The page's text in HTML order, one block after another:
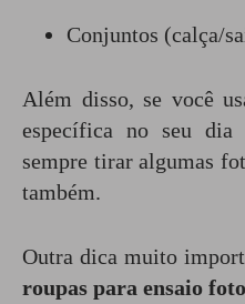
Conjuntos (calça/
Além disso, se você
específica no seu
sempre tirar algumas
também.
Outra dica muito
roupas para ensaio